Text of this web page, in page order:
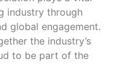
industry through
global engagement.
the industry’s
to be part of the